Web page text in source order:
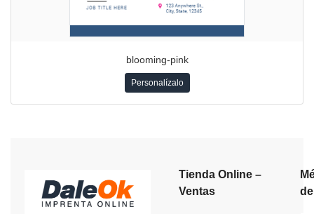
blooming-pink
Personalízalo
Tienda Online –
Ventas